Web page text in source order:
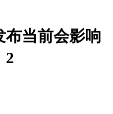
布当前会影响
2